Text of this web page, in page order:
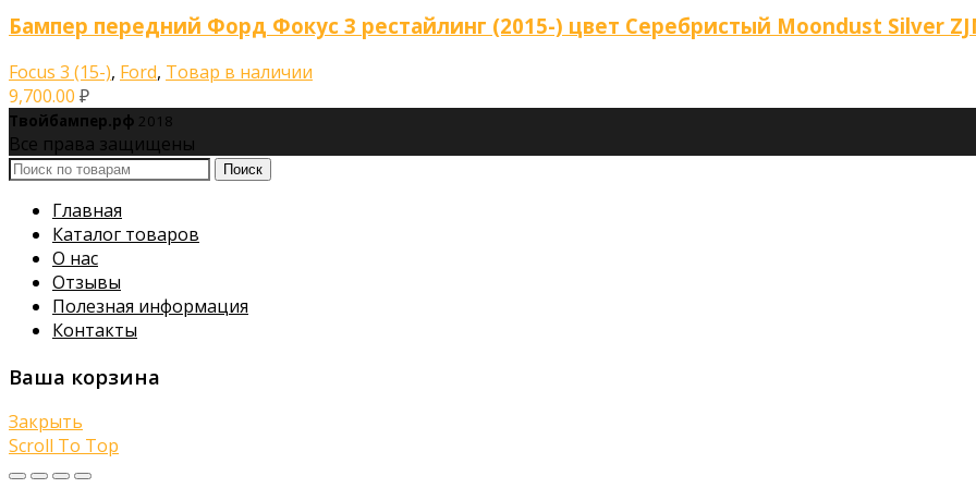
Бампер передний Форд Фокус 3 рестайлинг (2015-) цвет Серебристый Moondust Silver
Focus 3 (15-), Ford, Товар в наличии
9,700.00 ₽
Твойбампер.рф 2018
Все права защищены
Поиск
Главная
Каталог товаров
О нас
Отзывы
Полезная информация
Контакты
Ваша корзина
Закрыть
Scroll To Top